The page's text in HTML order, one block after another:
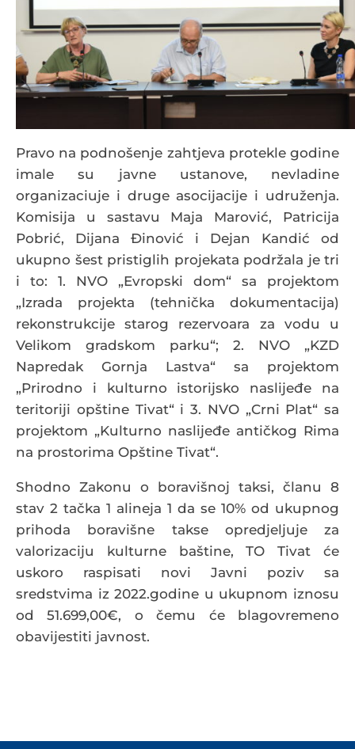
Pravo na podnošenje zahtjeva protekle godine
imale su javne ustanove, nevladine
organizaciuje i druge asocijacije i udruženja.
Komisija u sastavu Maja Marović, Patricija
Pobrić, Dijana Đinović i Dejan Kandić od
ukupno šest pristiglih projekata podržala je tri
i to: 1. NVO „Evropski dom“ sa projektom
„Izrada projekta (tehnička dokumentacija)
rekonstrukcije starog rezervoara za vodu u
Velikom gradskom parku“; 2. NVO „KZD
Napredak Gornja Lastva“ sa projektom
„Prirodno i kulturno istorijsko naslijeđe na
teritoriji opštine Tivat“ i 3. NVO „Crni Plat“ sa
projektom „Kulturno naslijeđe antičkog Rima
na prostorima Opštine Tivat“.
Shodno Zakonu o boravišnoj taksi, članu 8
stav 2 tačka 1 alineja 1 da se 10% od ukupnog
prihoda boravišne takse opredjeljuje za
valorizaciju kulturne baštine, TO Tivat će
uskoro raspisati novi Javni poziv sa
sredstvima iz 2022.godine u ukupnom iznosu
od 51.699,00€, o čemu će blagovremeno
obavijestiti javnost.